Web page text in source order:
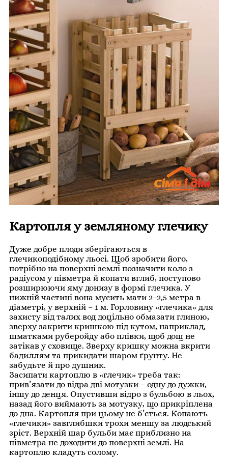
Картопля у земляному глечику
Дуже добре плоди зберігаються в
глечикоподібному льосі. Щоб зробити його,
потрібно на поверхні землі позначити коло з
радіусом у півметра й копати вглиб, поступово
розширюючи яму донизу в формі глечика. У
нижній частині вона мусить мати 2–2,5 метра в
діаметрі, у верхній – 1 м. Горловину «глечика» для
захисту від талих вод доцільно обмазати глиною,
зверху закрити кришкою під кутом, наприклад,
шматками руберойду або плівки, щоб дощ не
затікав у сховище. Зверху кришку можна вкрити
бадиллям та прикидати шаром ґрунту. Не
забудьте й про душник.
Засипати картоплю в «глечик» треба так:
прив’язати до відра дві мотузки – одну до дужки,
іншу до денця. Опустивши відро з бульбою в льох,
назад його виймають за мотузку, що прикріплена
до дна. Картопля при цьому не б’ється. Копають
«глечики» завглибшки трохи меншу за людський
зріст. Верхній шар бульби має приблизно на
півметра не доходити до поверхні землі. На
картоплю кладуть солому.